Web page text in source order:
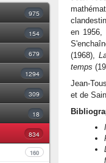
975
154
679
1294
309
18
834
160
en 1956,
(1968),
temps
Jean-
et de